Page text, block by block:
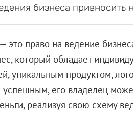
бизнеса привносить
— это право на ведение
который обладает
уникальным продуктом,
успешным, его владелец
реализуя свою схему